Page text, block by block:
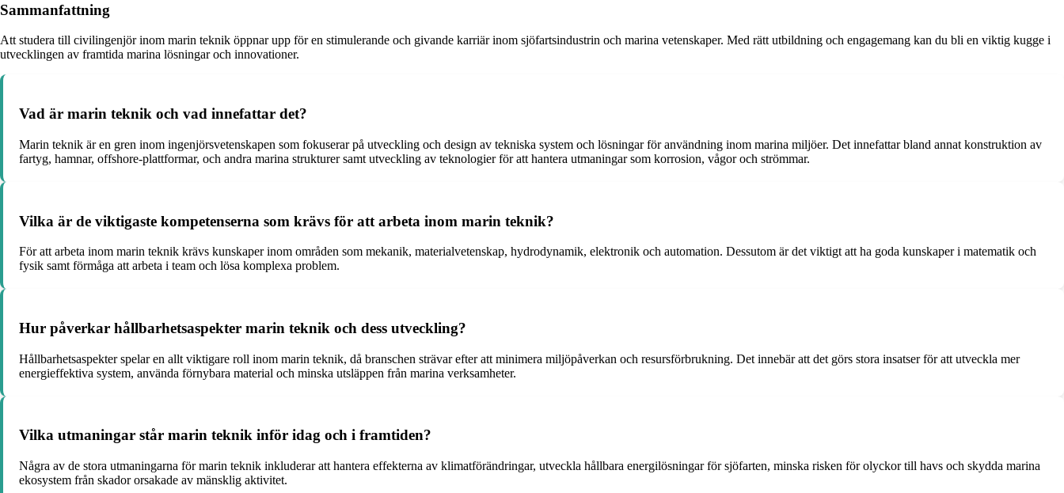
Sammanfattning
Att studera till civilingenjör inom marin teknik öppnar upp för en stimulerande och givande karriär inom sjöfartsindustrin och marina vetenskaper. Med rätt utbildning och engagemang kan du bli en viktig kugge i
utvecklingen av framtida marina lösningar och innovationer.
Vad är marin teknik och vad innefattar det?
Marin teknik är en gren inom ingenjörsvetenskapen som fokuserar på utveckling och design av tekniska system och lösningar för användning inom marina miljöer. Det innefattar bland annat konstruktion av
fartyg, hamnar, offshore-plattformar, och andra marina strukturer samt utveckling av teknologier för att hantera utmaningar som korrosion, vågor och strömmar.
Vilka är de viktigaste kompetenserna som krävs för att arbeta inom marin teknik?
För att arbeta inom marin teknik krävs kunskaper inom områden som mekanik, materialvetenskap, hydrodynamik, elektronik och automation. Dessutom är det viktigt att ha goda kunskaper i matematik och
fysik samt förmåga att arbeta i team och lösa komplexa problem.
Hur påverkar hållbarhetsaspekter marin teknik och dess utveckling?
Hållbarhetsaspekter spelar en allt viktigare roll inom marin teknik, då branschen strävar efter att minimera miljöpåverkan och resursförbrukning. Det innebär att det görs stora insatser för att utveckla mer
energieffektiva system, använda förnybara material och minska utsläppen från marina verksamheter.
Vilka utmaningar står marin teknik inför idag och i framtiden?
Några av de stora utmaningarna för marin teknik inkluderar att hantera effekterna av klimatförändringar, utveckla hållbara energilösningar för sjöfarten, minska risken för olyckor till havs och skydda marina
ekosystem från skador orsakade av mänsklig aktivitet.